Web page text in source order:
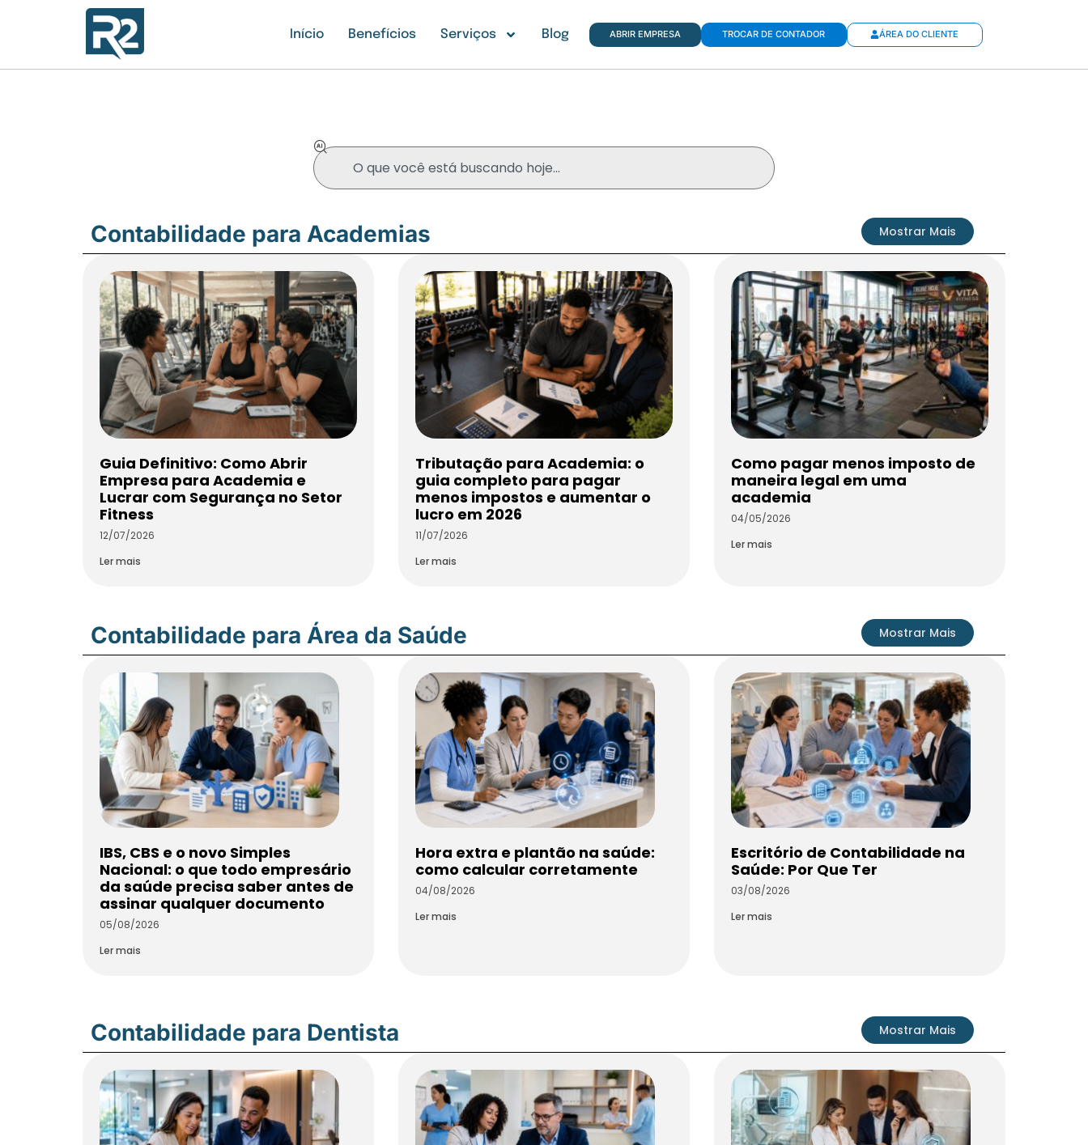
Início Benefícios Serviços Blog ABRIR EMPRESA TROCAR DE CONTADOR ÁREA DO CLIENTE
Contabilidade para Academias Mostrar Mais
Guia Definitivo: Como Abrir
Empresa para Academia e
Lucrar com Segurança no Setor
Fitness
12/07/2026
Ler mais
Tributação para Academia: o
guia completo para pagar
menos impostos e aumentar o
lucro em 2026
11/07/2026
Ler mais
Como pagar menos imposto de
maneira legal em uma
academia
04/05/2026
Ler mais
Contabilidade para Área da Saúde Mostrar Mais
IBS, CBS e o novo Simples
Nacional: o que todo empresário
da saúde precisa saber antes de
assinar qualquer documento
05/08/2026
Ler mais
Hora extra e plantão na saúde:
como calcular corretamente
04/08/2026
Ler mais
Escritório de Contabilidade na
Saúde: Por Que Ter
03/08/2026
Ler mais
Contabilidade para Dentista Mostrar Mais